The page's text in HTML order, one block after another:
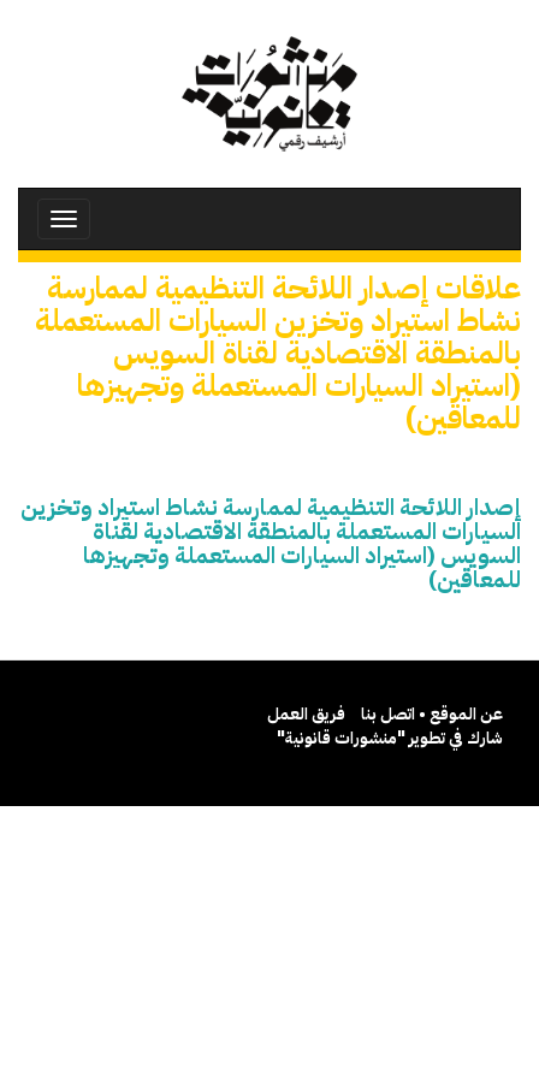
Toggle
علاقات إصدار اللائحة التنظيمية لممارسة
نشاط استيراد وتخزين السيارات المستعملة
بالمنطقة الاقتصادية لقناة السويس
(استيراد السيارات المستعملة وتجهيزها
للمعاقين)
إصدار اللائحة التنظيمية لممارسة نشاط استيراد وتخزين
السيارات المستعملة بالمنطقة الاقتصادية لقناة
السويس (استيراد السيارات المستعملة وتجهيزها
للمعاقين)
عن الموقع • اتصل بنا
فريق العمل
شارك في تطوير "منشورات قانونية"